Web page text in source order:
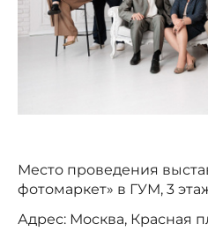
Место проведения
фотомаркет» в ГУМ, 3
Адрес: Москва, Красная